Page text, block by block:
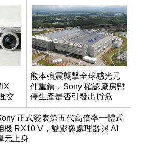
交
熊本強震襲擊全球感光元
件重鎮，Sony 確認廠房暫
停生產是否引發出貨危
機？
正式發表第五代高倍率一體式
機 RX10 V，雙影像處理器與 AI
元上身